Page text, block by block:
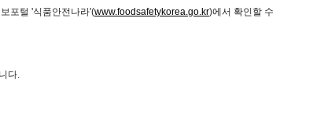
포털 '식품안전나라'(www.foodsafetykorea.go.kr)에서 확인할 수
다.